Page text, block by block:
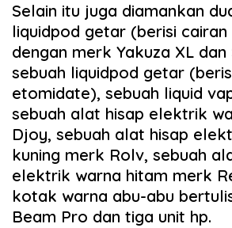
Selain itu juga diamankan
liquidpod getar (berisi
dengan merk Yakuza XL dan
sebuah liquidpod getar
etomidate), sebuah liquid
sebuah alat hisap elektrik
Djoy, sebuah alat hisap
kuning merk Rolv, sebuah
elektrik warna hitam merk
kotak warna abu-abu
Beam Pro dan tiga unit hp.